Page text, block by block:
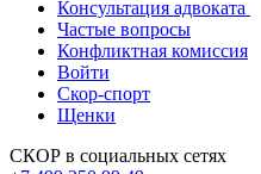
Консультация адвоката ​
Частые вопросы
Конфликтная комиссия
Войти
Скор-спорт
Щенки
СКОР в социальных сетях